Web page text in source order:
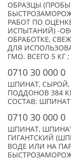
ОБРАЗЦЫ (ПРОБЫ)
РАБОТ ПО
ИСПЫТАНИЙ) -
ОБРАБОТКЕ,
ДЛЯ
ГМО. ВСЕГО 5 КГ
0710 30 000 0
ШПИНАТ,
ПОДДОНОВ 384
СОСТАВ:
0710 30 000 0
ШПИНАТ,
ГИГАНТСКИЙ
ВОДЕ ИЛИ НА